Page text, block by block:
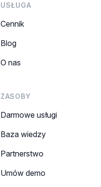
USŁUGA
Cennik
Blog
O nas
ZASOBY
Darmowe usługi
Baza wiedzy
Partnerstwo
Umów demo